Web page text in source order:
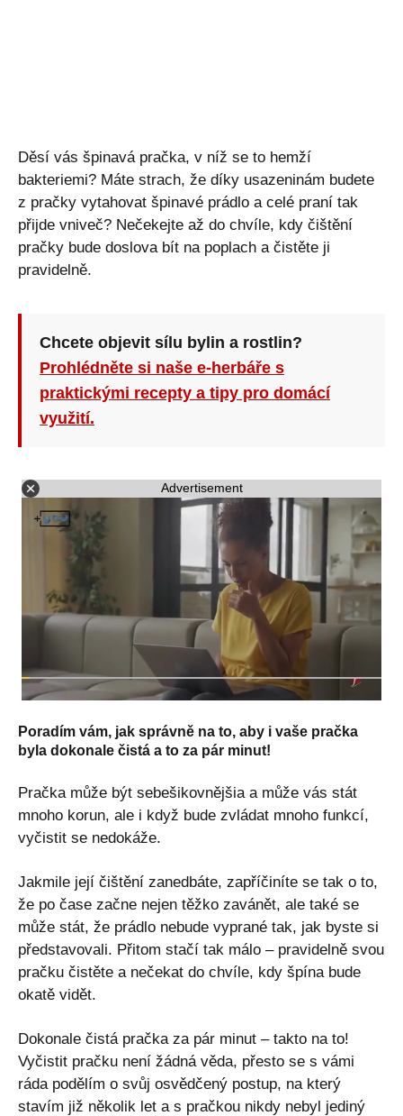
Děsí vás špinavá pračka, v níž se to hemží
bakteriemi? Máte strach, že díky usazeninám budete
z pračky vytahovat špinavé prádlo a celé praní tak
přijde vniveč? Nečekejte až do chvíle, kdy čištění
pračky bude doslova bít na poplach a čistěte ji
pravidelně.
Chcete objevit sílu bylin a rostlin?
Prohlédněte si naše e-herbáře s
praktickými recepty a tipy pro domácí
využití.
Advertisement
Poradím vám, jak správně na to, aby i vaše pračka
byla dokonale čistá a to za pár minut!
Pračka může být sebešikovnějšia a může vás stát
mnoho korun, ale i když bude zvládat mnoho funkcí,
vyčistit se nedokáže.
Jakmile její čištění zanedbáte, zapříčiníte se tak o to,
že po čase začne nejen těžko zavánět, ale také se
může stát, že prádlo nebude vyprané tak, jak byste si
představovali. Přitom stačí tak málo – pravidelně svou
pračku čistěte a nečekat do chvíle, kdy špína bude
okatě vidět.
Dokonale čistá pračka za pár minut – takto na to!
Vyčistit pračku není žádná věda, přesto se s vámi
ráda podělím o svůj osvědčený postup, na který
stavím již několik let a s pračkou nikdy nebyl jediný